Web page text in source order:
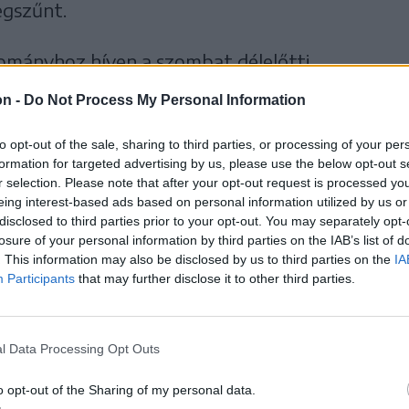
- Do Not Process My Personal Information
opt-out of the sale, sharing to third parties, or processing of your
for targeted advertising by us, please use the below opt-out
selection. Please note that after your opt-out request is processed
interest-based ads based on personal information utilized by us
to third parties prior to your opt-out. You may separately
of your personal information by third parties on the IAB’s list of
This information may also be disclosed by us to third parties on the
Participants that may further disclose it to other third parties.
Data Processing Opt Outs
opt-out of the Sharing of my personal data.
híven a szombat délelőtti
kezdődik, ezt követően misén való
nyílik. Csibi Attila Zoltán,
Bözödújfalu tiszteletbeli tagjának
a zsidó hitközösség elnöke is felszólal
találkozóra a három történelmi egyház
ezáltal is kifejezve, hogy az
volt messze földön ismert.
hivatala és a Bözödújfaluért Egyesület
egyedi, meghitt hangulatát
író versei, valamint Simó
még emlékezetesebbé.